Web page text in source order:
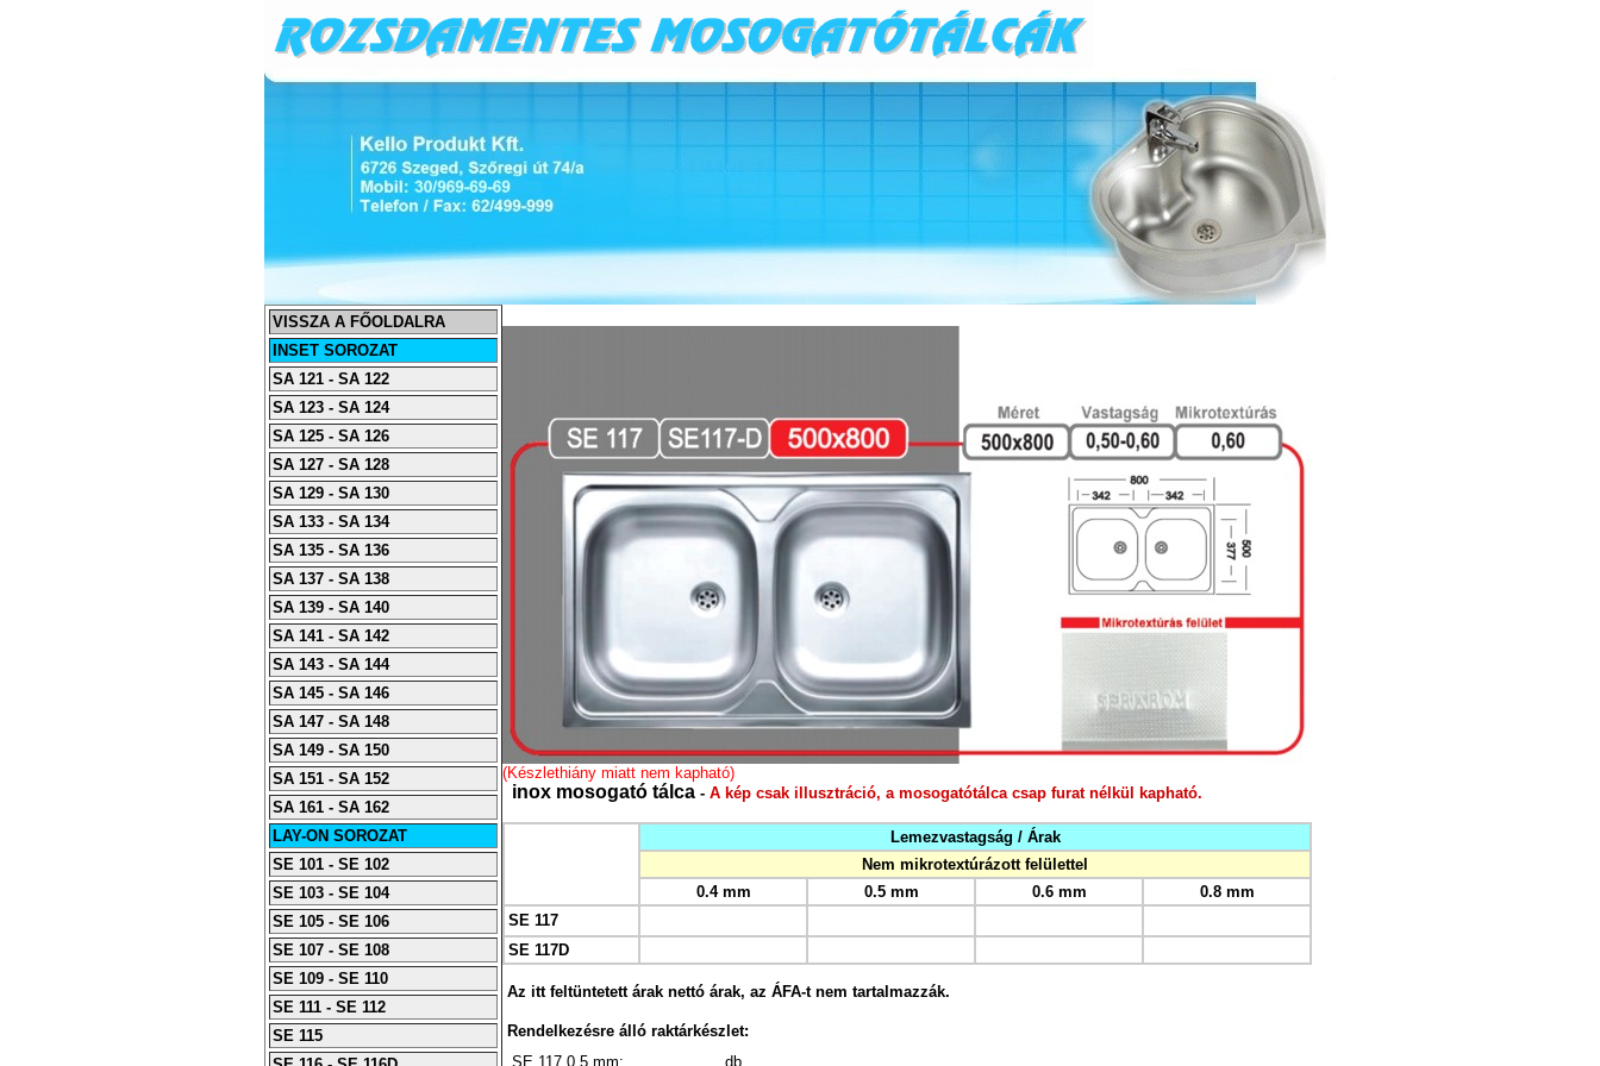
VISSZA A FŐOLDALRA
INSET SOROZAT
SA 121 - SA 122
SA 123 - SA 124
SA 125 - SA 126
SA 127 - SA 128
SA 129 - SA 130
SA 133 - SA 134
SA 135 - SA 136
SA 137 - SA 138
SA 139 - SA 140
SA 141 - SA 142
SA 143 - SA 144
SA 145 - SA 146
SA 147 - SA 148
SA 149 - SA 150
SA 151 - SA 152
SA 161 - SA 162
LAY-ON SOROZAT
SE 101 - SE 102
SE 103 - SE 104
SE 105 - SE 106
SE 107 - SE 108
SE 109 - SE 110
SE 111 - SE 112
SE 115
(Készlethiány miatt nem kapható)
inox mosogató tálca - A kép csak illusztráció, a mosogatótálca csap furat nélkül kapható.
Lemezvastagság / Árak
Nem mikrotextúrázott felülettel
0.4 mm
0.5 mm 0.6 mm
0.8 mm
SE 117
SE 117D
Az itt feltüntetett árak nettó árak, az ÁFA-t nem tartalmazzák.
Rendelkezésre álló raktárkészlet:
SE 117 0.5 mm:
db